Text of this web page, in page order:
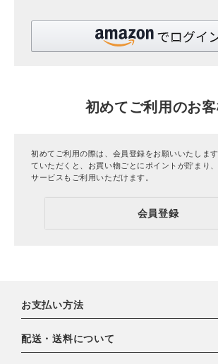
初めてご利用のお
初めてご利用の際は、会員登録をお願いいたしま
ていただくと、お買い物ごとにポイントが貯まり
サービスもご利用いただけます。
会員登録
お支払い方法
下記お支払い方法よりお選びいただけます。
・クレジットカード（
配送・送料について